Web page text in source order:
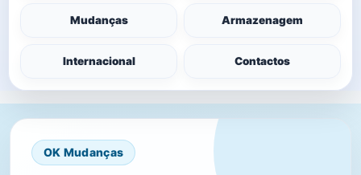
Mudanças Armazenagem
Internacional Contactos
OK Mudanças